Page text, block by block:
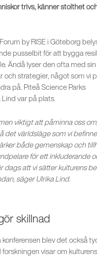
trivs, känner stolthet
by RISE i Göteborg
pusselbit för att bygga
Ändå lyser den ofta med sin
och strategier, något som vi
på. Piteå Science Parks
var på plats.
viktigt att påminna oss
det världsläge som vi
både gemenskap och
för ett inkluderande
dags att vi sätter kulturens
säger Ulrika Lind.
skillnad
konferensen blev det också
forskningen visar om